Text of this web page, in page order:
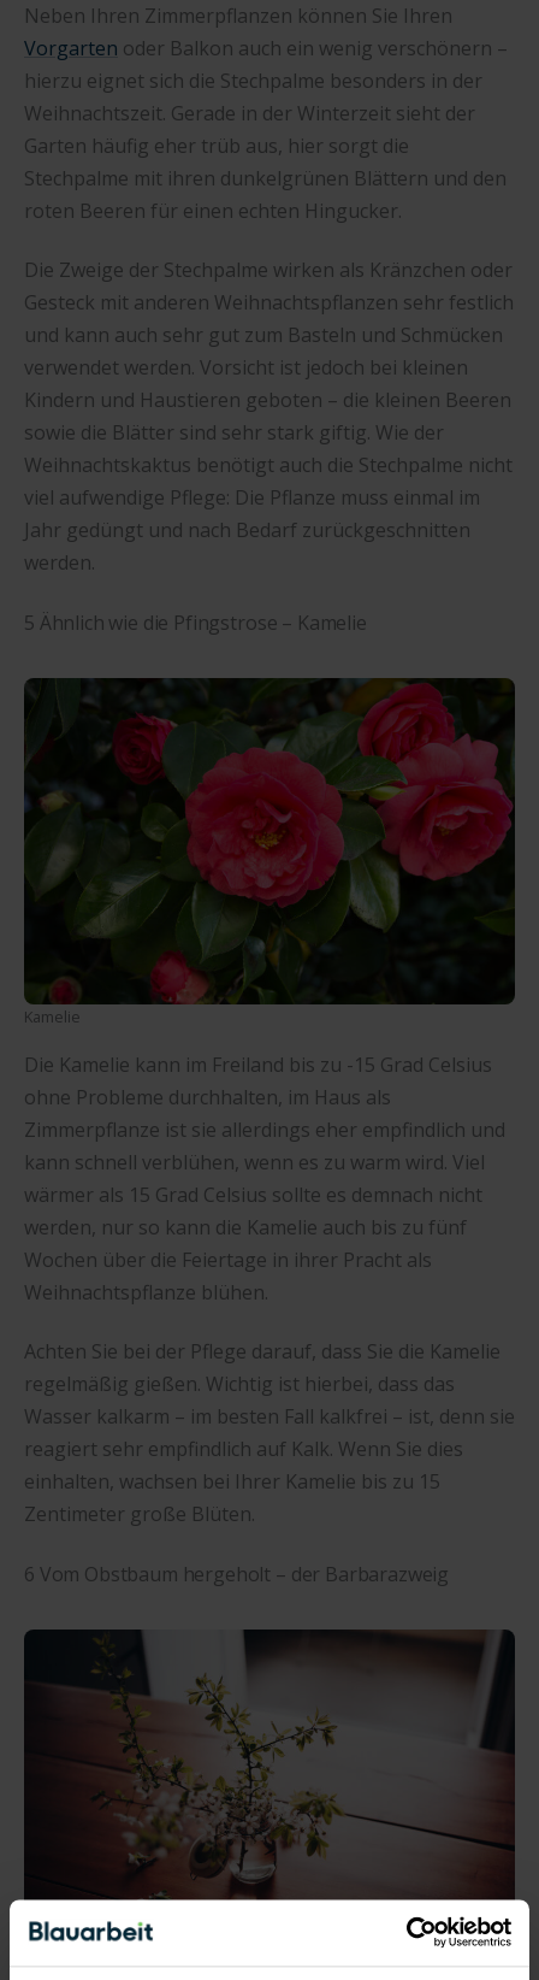
Neben Ihren Zimmerpflanzen können Sie Ihren
Vorgarten oder Balkon auch ein wenig verschönern –
hierzu eignet sich die Stechpalme besonders in der
Weihnachtszeit. Gerade in der Winterzeit sieht der
Garten häufig eher trüb aus, hier sorgt die
Stechpalme mit ihren dunkelgrünen Blättern und den
roten Beeren für einen echten Hingucker.
Die Zweige der Stechpalme wirken als Kränzchen oder
Gesteck mit anderen Weihnachtspflanzen sehr festlich
und kann auch sehr gut zum Basteln und Schmücken
verwendet werden. Vorsicht ist jedoch bei kleinen
Kindern und Haustieren geboten – die kleinen Beeren
sowie die Blätter sind sehr stark giftig. Wie der
Weihnachtskaktus benötigt auch die Stechpalme nicht
viel aufwendige Pflege: Die Pflanze muss einmal im
Jahr gedüngt und nach Bedarf zurückgeschnitten
werden.
5 Ähnlich wie die Pfingstrose – Kamelie
Kamelie
Die Kamelie kann im Freiland bis zu -15 Grad Celsius
ohne Probleme durchhalten, im Haus als
Zimmerpflanze ist sie allerdings eher empfindlich und
kann schnell verblühen, wenn es zu warm wird. Viel
wärmer als 15 Grad Celsius sollte es demnach nicht
werden, nur so kann die Kamelie auch bis zu fünf
Wochen über die Feiertage in ihrer Pracht als
Weihnachtspflanze blühen.
Achten Sie bei der Pflege darauf, dass Sie die Kamelie
regelmäßig gießen. Wichtig ist hierbei, dass das
Wasser kalkarm – im besten Fall kalkfrei – ist, denn sie
reagiert sehr empfindlich auf Kalk. Wenn Sie dies
einhalten, wachsen bei Ihrer Kamelie bis zu 15
Zentimeter große Blüten.
6 Vom Obstbaum hergeholt – der Barbarazweig
Barbarazweig